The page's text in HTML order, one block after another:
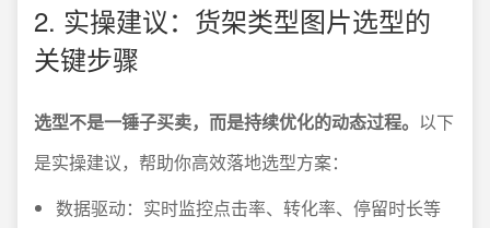
2. 实操建议：货架类型图片选型的
关键步骤
选型不是一锤子买卖，而是持续优化的动态过程。 以下
是实操建议，帮助你高效落地选型方案：
数据驱动：实时监控点击率、转化率、停留时长等